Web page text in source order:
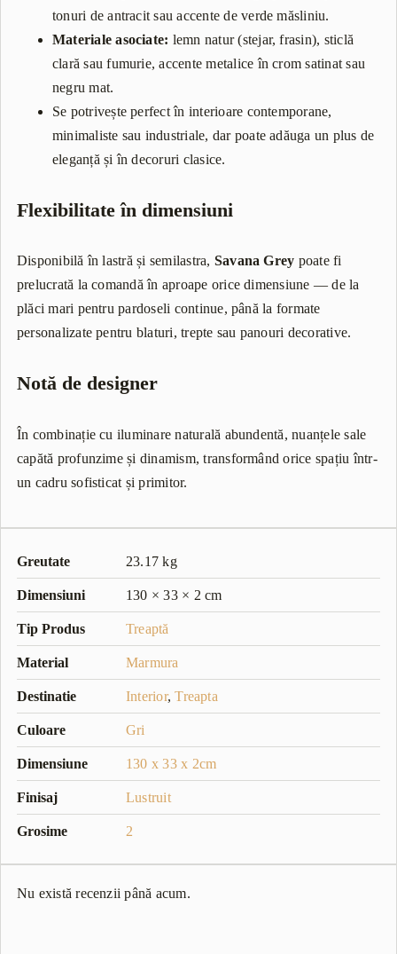
tonuri de antracit sau accente de verde măsliniu.
Materiale asociate: lemn natur (stejar, frasin), sticlă
clară sau fumurie, accente metalice în crom satinat sau
negru mat.
Se potrivește perfect în interioare contemporane,
minimaliste sau industriale, dar poate adăuga un plus de
eleganță și în decoruri clasice.
Flexibilitate în dimensiuni
Disponibilă în lastră și semilastra, Savana Grey poate fi
prelucrată la comandă în aproape orice dimensiune — de la
plăci mari pentru pardoseli continue, până la formate
personalizate pentru blaturi, trepte sau panouri decorative.
Notă de designer
În combinație cu iluminare naturală abundentă, nuanțele sale
capătă profunzime și dinamism, transformând orice spațiu într-
un cadru sofisticat și primitor.
Greutate 23.17 kg
Dimensiuni 130 × 33 × 2 cm
Tip Produs Treaptă
Material Marmura
Destinatie Interior,Treapta
Culoare Gri
Dimensiune 130 x 33 x 2cm
Finisaj Lustruit
Grosime 2
Nu există recenzii până acum.